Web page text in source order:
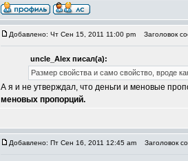
Добавлено: Чт Сен 15, 2011 11:00 pm Заголовок
uncle_Alex писал(а):
Размер свойства и само свойство, вроде
А я и не утверждал, что деньги и меновые
меновых пропорций.
Добавлено: Пт Сен 16, 2011 12:45 am Заголовок